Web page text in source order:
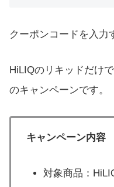
クーポンコードを入力
HiLIQのリキッドだけ
のキャンペーンです。
キャンペーン内容
対象商品：